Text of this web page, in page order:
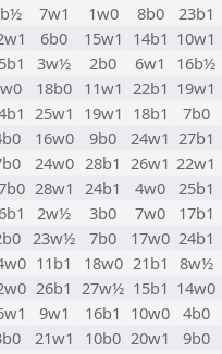
7w1 1w0 8b0 23b1
6b0 15w1 14b1 10w1
3w½ 2b0 6w1 16b½
18b0 11w1 22b1 19w1
25w1 19w1 18b1 7b0
16w0 9b0 24w1 27b1
24w0 28b1 26w1 22w1
28w1 24b1 4w0 25b1
2w½ 3b0 7w0 17b1
23w½ 7b0 17w0 24b1
11b1 18w0 21b1 8w½
26b1 27w½ 15b1 14w0
9w1 16b1 10w0 4b0
21w1 10b0 20w1 9b0